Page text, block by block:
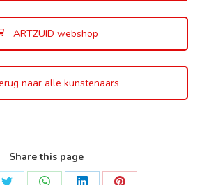
ARTZUID webshop
naar alle kunstenaars
Share this page